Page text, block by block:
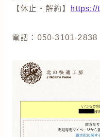
【休止・解約】
電話：050-3101-2838